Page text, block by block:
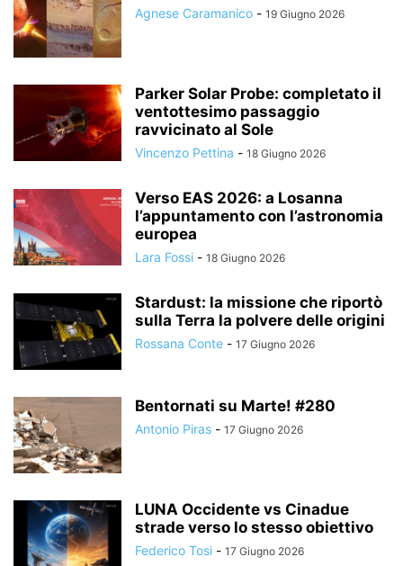
Agnese Caramanico - 19 Giugno 2026
Parker Solar Probe: completato il
ventottesimo passaggio
ravvicinato al Sole
Vincenzo Pettina - 18 Giugno 2026
Verso EAS 2026: a Losanna
l’appuntamento con l’astronomia
europea
Lara Fossi - 18 Giugno 2026
Stardust: la missione che riportò
sulla Terra la polvere delle origini
Rossana Conte - 17 Giugno 2026
Bentornati su Marte! #280
Antonio Piras - 17 Giugno 2026
LUNA Occidente vs Cinadue
strade verso lo stesso obiettivo
Federico Tosi - 17 Giugno 2026